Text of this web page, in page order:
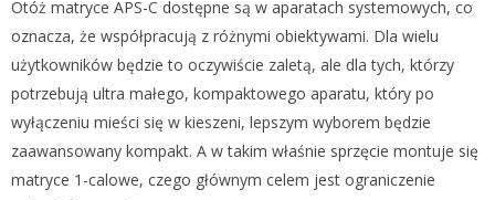
Otóż matryce APS-C dostępne są w aparatach systemowych, co
oznacza, że współpracują z różnymi obiektywami. Dla wielu
użytkowników będzie to oczywiście zaletą, ale dla tych, którzy
potrzebują ultra małego, kompaktowego aparatu, który po
wyłączeniu mieści się w kieszeni, lepszym wyborem będzie
zaawansowany kompakt. A w takim właśnie sprzęcie montuje się
matryce 1-calowe, czego głównym celem jest ograniczenie